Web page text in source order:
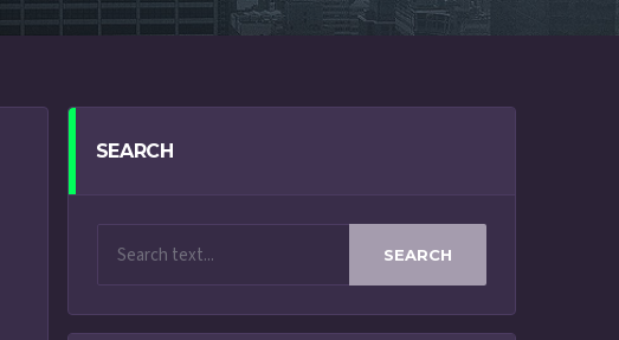
SEARCH
SEARCH